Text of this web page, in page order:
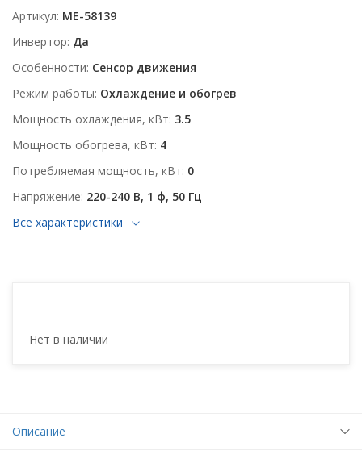
Артикул ME-58139
Инвертор Да
Особенности Сенсор движения
Режим работы Охлаждение и обогрев
Мощность охлаждения, кВт 3.5
Мощность обогрева, кВт 4
Потребляемая мощность, кВт 0
Напряжение 220-240 В, 1 ф, 50 Гц
Все характеристики
Нет в наличии
Описание